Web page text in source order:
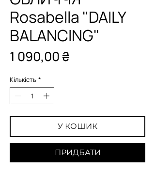
Rosabella "DAILY
BALANCING"
1 090,00 ₴
Кількість *
У КОШИК
ПРИДБАТИ